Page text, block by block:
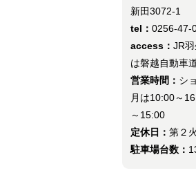
新田3072-1
tel： 0256-47-
access： JR
は磐越自動車
営業時間： シ
月は10:00～
～15:00
定休日： 第２
駐車場台数：